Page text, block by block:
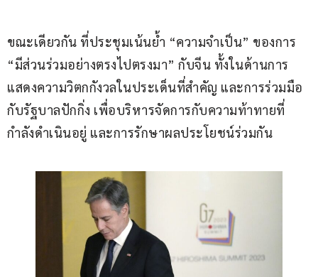
ขณะเดียวกัน ที่ประชุมเน้นย้ำ “ความจำเป็น” ของการ
“มีส่วนร่วมอย่างตรงไปตรงมา” กับจีน ทั้งในด้านการ
แสดงความวิตกกังวลในประเด็นที่สำคัญ และการร่วมมือ
กับรัฐบาลปักกิ่ง เพื่อบริหารจัดการกับความท้าทายที่
กำลังดำเนินอยู่ และการรักษาผลประโยชน์ร่วมกัน